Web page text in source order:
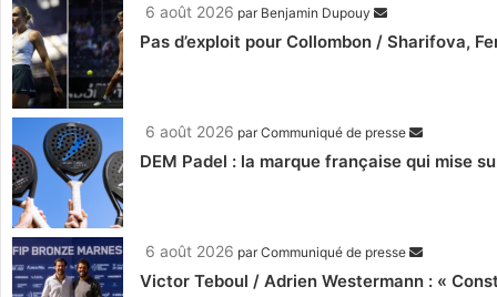
6 août 2026 par Benjamin Dupouy
Pas d’exploit pour Collombon / Sharifova,
6 août 2026 parCommuniqué de presse
DEM Padel : la marque française qui mise
6 août 2026 parCommuniqué de presse
Victor Teboul / Adrien Westermann : «